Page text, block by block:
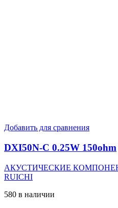
Добавить для сравнения
DXI50N-C 0.25W 150ohm
АКУСТИЧЕСКИЕ
RUICHI
580 в наличии